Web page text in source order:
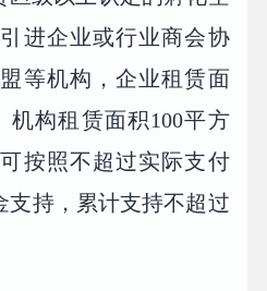
进企业或行业商会协
等机构，企业租赁面
机构租赁面积100平方
按照不超过实际支付
支持，累计支持不超过